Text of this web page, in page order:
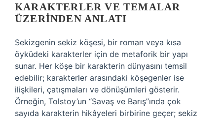
KARAKTERLER VE TEMALAR
ÜZERINDEN ANLATI
Sekizgenin sekiz köşesi, bir roman veya kısa
öyküdeki karakterler için de metaforik bir yapı
sunar. Her köşe bir karakterin dünyasını temsil
edebilir; karakterler arasındaki köşegenler ise
ilişkileri, çatışmaları ve dönüşümleri gösterir.
Örneğin, Tolstoy’un “Savaş ve Barış”ında çok
sayıda karakterin hikâyeleri birbirine geçer; sekiz